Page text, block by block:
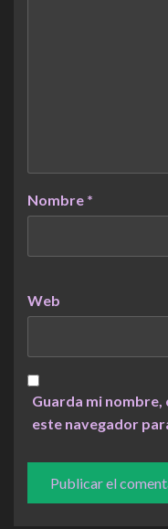
Nombre *
Web
Guarda mi
este navegador